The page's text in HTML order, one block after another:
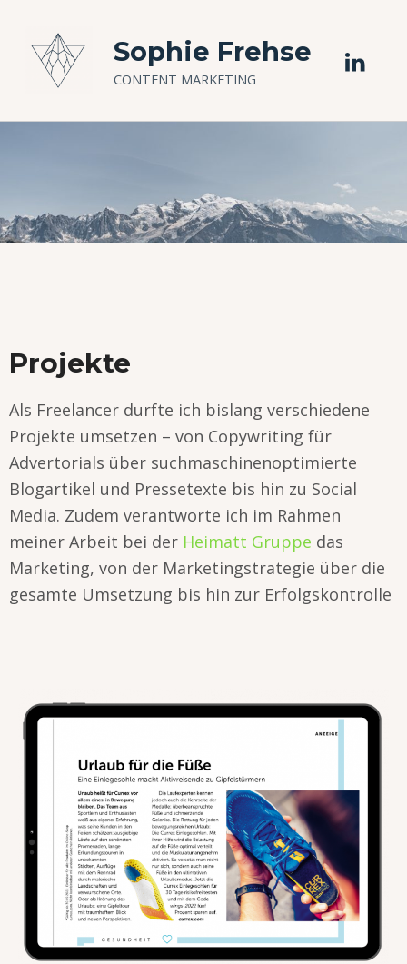
Sophie Frehse
CONTENT MARKETING
Projekte
Als Freelancer durfte ich bislang verschiedene
Projekte umsetzen – von Copywriting für
Advertorials über suchmaschinenoptimierte
Blogartikel und Pressetexte bis hin zu Social
Media. Zudem verantworte ich im Rahmen
meiner Arbeit bei der Heimatt Gruppe das
Marketing, von der Marketingstrategie über die
gesamte Umsetzung bis hin zur Erfolgskontrolle